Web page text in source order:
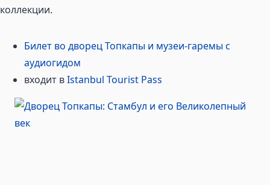
коллекции.
Билет во дворец Топкапы и музеи-гаремы с
аудиогидом
входит вIstanbul Tourist Pass